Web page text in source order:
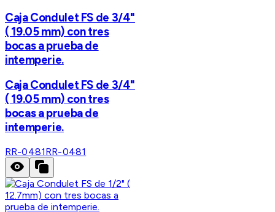
Caja Condulet FS de 3/4"
( 19.05 mm) con tres
bocas a prueba de
intemperie.
Caja Condulet FS de 3/4"
( 19.05 mm) con tres
bocas a prueba de
intemperie.
RR-0481RR-0481